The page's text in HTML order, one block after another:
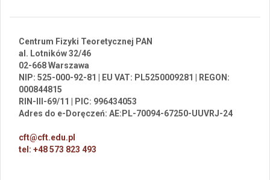
Centrum Fizyki Teoretycznej PAN
al. Lotników 32/46
02-668 Warszawa
NIP: 525-000-92-81 | EU VAT: PL5250009281 | REGON:
000844815
RIN-III-69/11 | PIC: 996434053
Adres do e-Doręczeń: AE:PL-70094-67250-UUVRJ-24
cft@cft.edu.pl
tel: +48 573 823 493